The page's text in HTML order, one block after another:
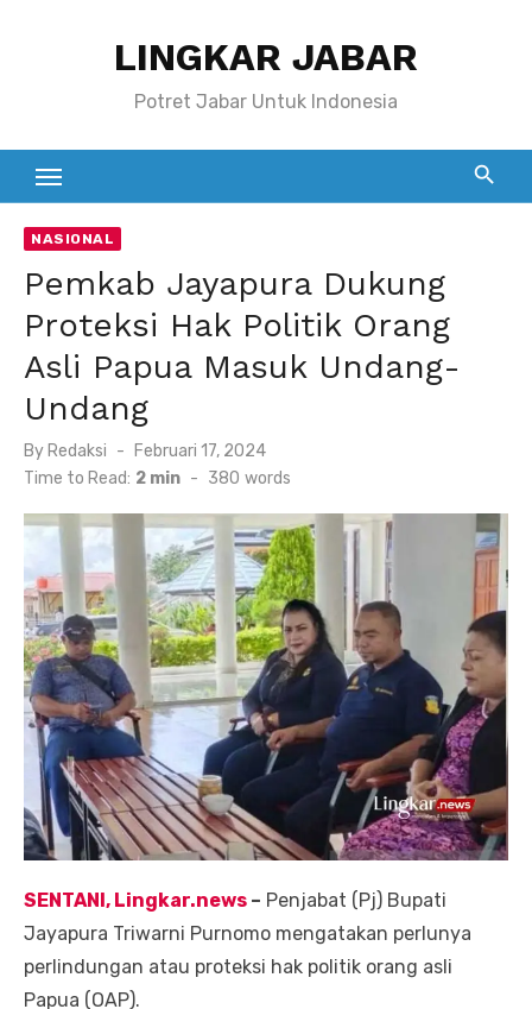
LINGKAR JABAR
Potret Jabar Untuk Indonesia
NASIONAL
Pemkab Jayapura Dukung
Proteksi Hak Politik Orang
Asli Papua Masuk Undang-
Undang
By Redaksi
Posted
on
Februari 17, 2024
Time to Read: 2 min - 380 words
SENTANI, Lingkar.news – Penjabat (Pj) Bupati
Jayapura Triwarni Purnomo mengatakan perlunya
perlindungan atau proteksi hak politik orang asli
Papua (OAP).